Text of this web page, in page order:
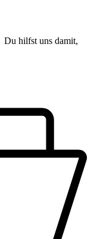
Du hilfst uns damit,